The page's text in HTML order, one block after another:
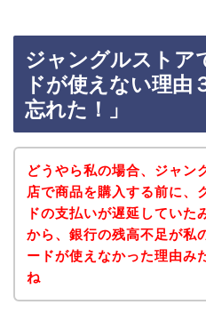
ジャングルストア
ドが使えない理由
忘れた！」
どうやら私の場合、ジャン
店で商品を購入する前に、
ドの支払いが遅延していた
から、銀行の残高不足が私
ードが使えなかった理由み
ね